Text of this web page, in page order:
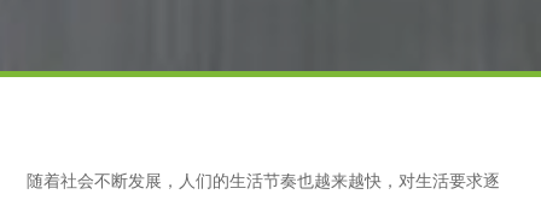
随着社会不断发展，人们的生活节奏也越来越快，对生活要求逐